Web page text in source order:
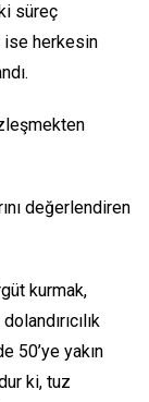
süreç
ise herkesin
değerlendiren
kurmak,
50’ye yakın
ki, tuz